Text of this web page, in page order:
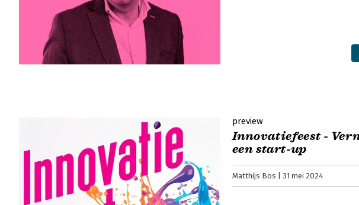
preview
Innovatiefeest -
een start-up
Matthijs Bos 31 mei 2024